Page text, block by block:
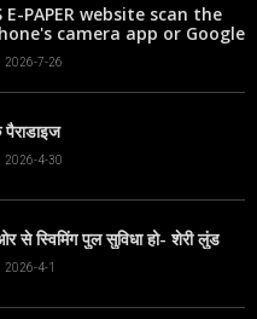
E-PAPER website scan the
camera app or Google
and tap the web link
your screen
2026-7-26
2026-4-30
से स्विमिंग पुल सुविधा हो- शेरी लुंड
2026-4-1